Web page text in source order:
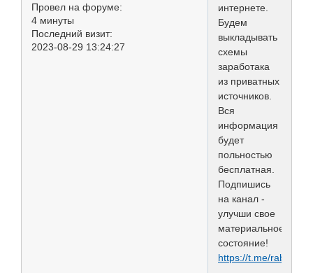
Провел на форуме:
4 минуты
Последний визит:
2023-08-29 13:24:27
интернете.
Будем
выкладывать
схемы
заработака
из приватных
источников.
Вся
информация
будет
польностью
бесплатная.
Подпишись
на канал -
улучши свое
материальное
состояние!
https://t.me/